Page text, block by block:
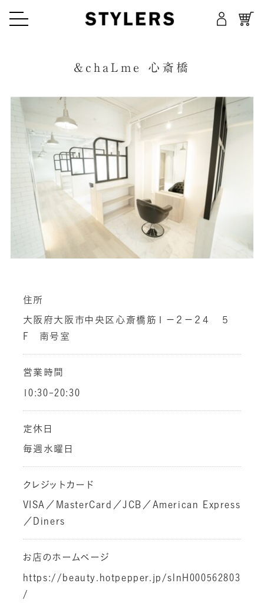
&chaLme 心斎橋
住所
大阪府大阪市中央区心斎橋筋１－２－２４ ５
F 南号室
営業時間
10:30-20:30
定休日
毎週水曜日
クレジットカード
VISA／MasterCard／JCB／American Express
／Diners
お店のホームページ
https://beauty.hotpepper.jp/slnH000562803
/
HOMECARE
⼀般のお客様はこちら
SALON
サロン様はこちら